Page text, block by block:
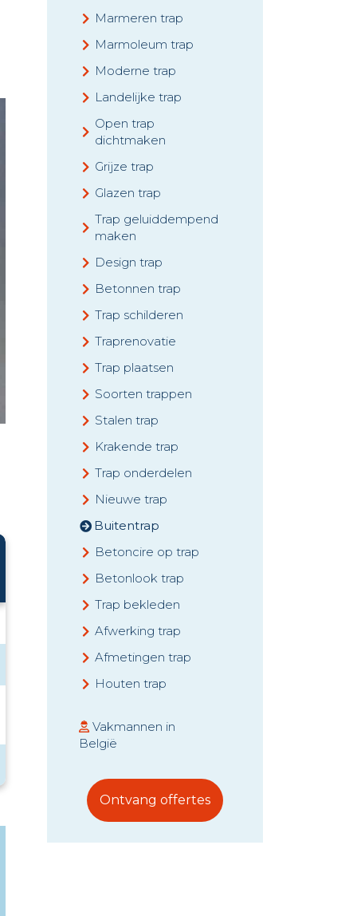
Marmeren trap
Marmoleum trap
Moderne trap
Landelijke trap
Open trap
dichtmaken
Grijze trap
Glazen trap
Trap geluiddempend
maken
Design trap
Betonnen trap
Trap schilderen
Traprenovatie
Trap plaatsen
Soorten trappen
Stalen trap
Krakende trap
Trap onderdelen
Nieuwe trap
Buitentrap
Betoncire op trap
Betonlook trap
Trap bekleden
Afwerking trap
Afmetingen trap
Houten trap
Vakmannen in
België
Ontvang offertes